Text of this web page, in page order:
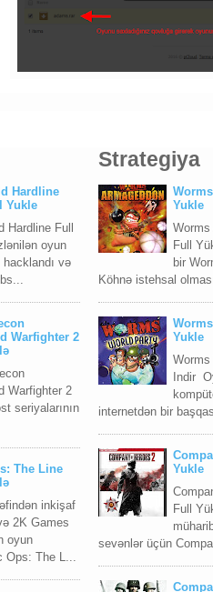
Hardline
Yukle
Hardline Full
oyun
hacklandı və
Warfighter 2
Warfighter 2
seriyalarının
The Line
inkişaf
2K Games
oyun
Ops: The L...
Strategiya
Yukle
Worms
Full
bir
Köhnə istehsal
Yukle
Indir
internetdən bir
Yukle
Full
sevənlər üçün